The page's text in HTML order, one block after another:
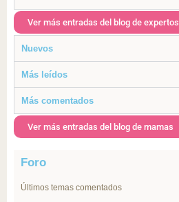
Ver más entradas del blog de expertos
Nuevos
Más leídos
Más comentados
Ver más entradas del blog de mamas
Foro
Últimos temas comentados